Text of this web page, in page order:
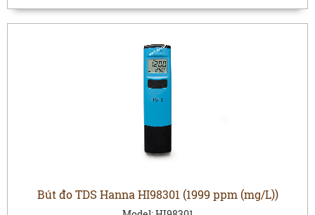
Bút đo TDS Hanna HI98301 (1999 ppm (mg/L))